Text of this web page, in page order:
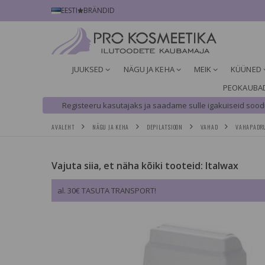
EESTI BRÄNDID
JUUKSED NÄGU JA KEHA MEIK KÜÜNED
Registeeru kasutajaks ja saadame sulle igakuiseid
AVALEHT NÄGU JA KEHA DEPILATSIOON VAHAD
Vajuta siia, et näha kõiki tooteid: Italwax
al. 30€ TASUTA TRANSPORT!